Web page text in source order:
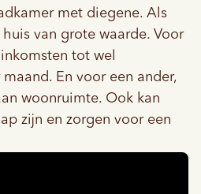
met diegene. Als
van grote waarde. Voor
tot wel
En voor een ander,
woonruimte. Ook kan
zijn en zorgen voor een